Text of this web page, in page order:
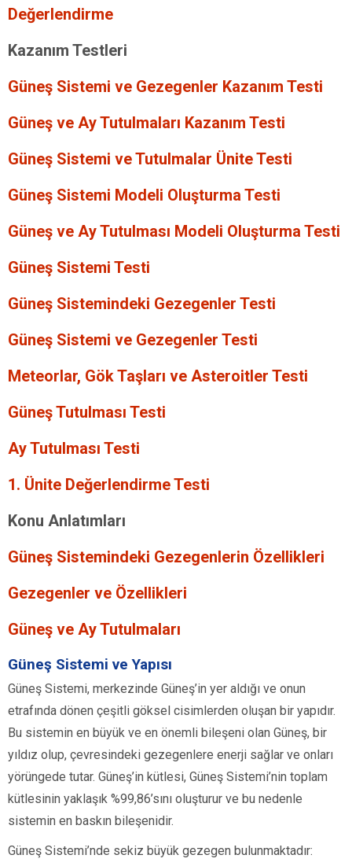
Değerlendirme
Kazanım Testleri
Güneş Sistemi ve Gezegenler Kazanım Testi
Güneş ve Ay Tutulmaları Kazanım Testi
Güneş Sistemi ve Tutulmalar Ünite Testi
Güneş Sistemi Modeli Oluşturma Testi
Güneş ve Ay Tutulması Modeli Oluşturma Testi
Güneş Sistemi Testi
Güneş Sistemindeki Gezegenler Testi
Güneş Sistemi ve Gezegenler Testi
Meteorlar, Gök Taşları ve Asteroitler Testi
Güneş Tutulması Testi
Ay Tutulması Testi
1. Ünite Değerlendirme Testi
Konu Anlatımları
Güneş Sistemindeki Gezegenlerin Özellikleri
Gezegenler ve Özellikleri
Güneş ve Ay Tutulmaları
Güneş Sistemi ve Yapısı
Güneş Sistemi, merkezinde Güneş’in yer aldığı ve onun
etrafında dönen çeşitli göksel cisimlerden oluşan bir yapıdır.
Bu sistemin en büyük ve en önemli bileşeni olan Güneş, bir
yıldız olup, çevresindeki gezegenlere enerji sağlar ve onları
yörüngede tutar. Güneş’in kütlesi, Güneş Sistemi’nin toplam
kütlesinin yaklaşık %99,86’sını oluşturur ve bu nedenle
sistemin en baskın bileşenidir.
Güneş Sistemi’nde sekiz büyük gezegen bulunmaktadır: